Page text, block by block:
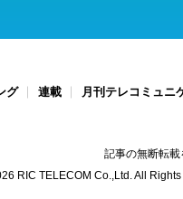
グ 連載 月刊テレコミュニ
記事の無断転
RIC TELECOM Co.,Ltd. All Rights